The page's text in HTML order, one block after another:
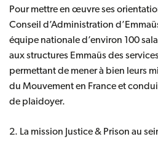
Pour mettre en œuvre ses
Conseil d’Administration
équipe nationale d’environ 100
aux structures Emmaüs des
permettant de mener à bien leurs
du Mouvement en France et
de plaidoyer.
2. La mission Justice & Prison au